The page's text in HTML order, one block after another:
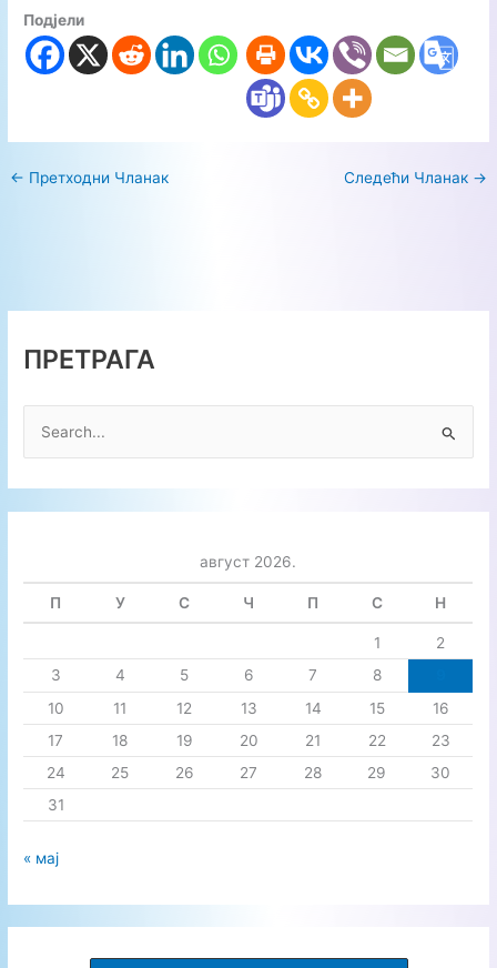
Подјели
← Претходни Чланак Следећи Чланак →
ПРЕТРАГА
т
а
з
а
август 2026.
П У С Ч П С Н
1
2
3
4 5 6 7 8
10
11 12 13 14 15
16
17
18 19 20 21 22
23
24
25 26 27 28 29
30
31
« мај